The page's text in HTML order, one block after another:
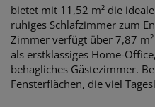
bietet mit 11,52 m² die
ruhiges Schlafzimmer zum
Zimmer verfügt über 7,87
als erstklassiges Home-
behagliches Gästezimmer.
Fensterflächen, die viel